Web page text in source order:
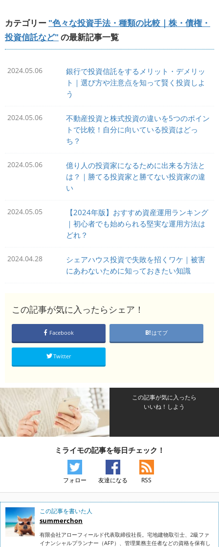
カテゴリー "色々な投資手法・種類の比較｜株・債権・
投資信託など" の最新記事一覧
2024.05.06
銀行で投資信託をするメリット・デメリッ
ト｜選び方や注意点を知って賢く投資しよ
う
2024.05.06
不動産投資と株式投資の違いを5つのポイン
トで比較！自分に向いている投資はどっ
ち？
2024.05.06
億り人の投資家になるために出来る方法と
は？｜勝てる投資家と勝てない投資家の違
い
2024.05.05
【2024年版】おすすめ資産運用ランキング
｜初心者でも始められる堅実な運用方法は
どれ？
2024.04.28
シェアハウス投資で失敗を招くワケ｜被害
にあわないために知っておきたい知識
この記事が気に入ったらシェア！
Facebook はてブ
Twitter
この記事が気に入ったら
いいね！しよう
ミライモの記事を毎日チェック！
フォロー 友達になる RSS
この記事を書いた人
summerchon
有限会社アローフィールド代表取締役社長。宅地建物取引士、2級ファ
イナンシャルプランナー（AFP）、管理業務主任者などの資格を保有し